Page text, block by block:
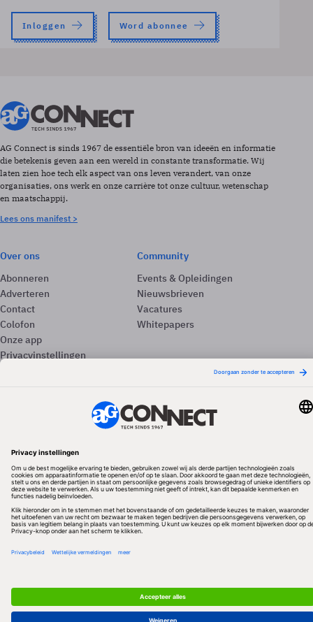
Inloggen Word abonnee
AG Connect is sinds 1967 de essentiële bron van ideeën en informatie
die betekenis geven aan een wereld in constante transformatie. Wij
laten zien hoe tech elk aspect van ons leven verandert, van onze
organisaties, ons werk en onze carrière tot onze cultuur, wetenschap
en maatschappij.
Lees ons manifest >
Over ons
Abonneren
Adverteren
Contact
Colofon
Onze app
Privacyinstellingen
Community
Events & Opleidingen
Nieuwsbrieven
Vacatures
Whitepapers
Redactionele partner
Algemene Voorwaarden & Copyrights
Privacy & Cookies